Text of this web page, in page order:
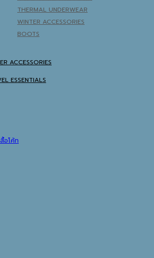
THERMAL UNDERWEAR
WINTER ACCESSORIES
BOOTS
ACCESSORIES
ESSENTIALS
อโค้ท